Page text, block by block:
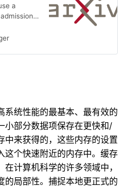
a
to
an
it is
系统性能的最基本、最有效的
小部分数据项保存在更快和/
中来获得的，这些内存的设置
这个快速附近的内存中。缓存
计算机科学的许多领域中，
的局部性。捕捉本地更正式的